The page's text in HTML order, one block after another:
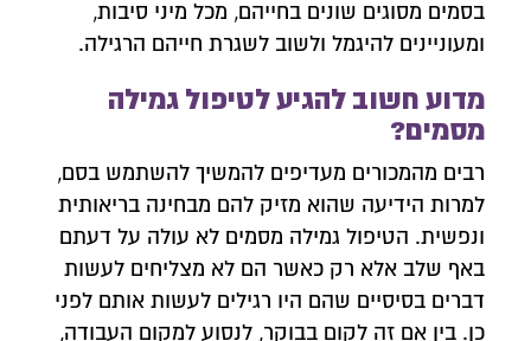
בסמים מסוגים שונים בחייהם, מכל מיני סיבות,
ומעוניינים להיגמל ולשוב לשגרת חייהם הרגילה.
מדוע חשוב להגיע לטיפול גמילה
מסמים?
רבים מהמכורים מעדיפים להמשיך להשתמש בסם,
למרות הידיעה שהוא מזיק להם מבחינה בריאותית
ונפשית. הטיפול גמילה מסמים לא עולה על דעתם
באף שלב אלא רק כאשר הם לא מצליחים לעשות
דברים בסיסיים שהם היו רגילים לעשות אותם לפני
כן. בין אם זה לקום בבוקר, לנסוע למקום העבודה,